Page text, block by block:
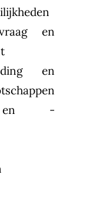
en
en
en -